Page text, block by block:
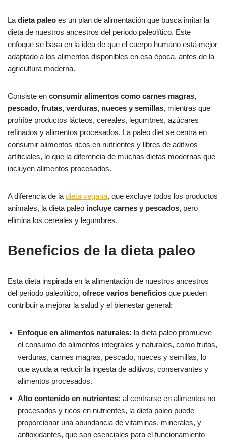
La dieta paleo es un plan de alimentación que busca imitar la
dieta de nuestros ancestros del periodo paleolítico. Este
enfoque se basa en la idea de que el cuerpo humano está mejor
adaptado a los alimentos disponibles en esa época, antes de la
agricultura moderna.
Consiste en consumir alimentos como carnes magras,
pescado, frutas, verduras, nueces y semillas, mientras que
prohíbe productos lácteos, cereales, legumbres, azúcares
refinados y alimentos procesados. La paleo diet se centra en
consumir alimentos ricos en nutrientes y libres de aditivos
artificiales, lo que la diferencia de muchas dietas modernas que
incluyen alimentos procesados.
A diferencia de la dieta vegana, que excluye todos los productos
animales, la dieta paleo incluye carnes y pescados, pero
elimina los cereales y legumbres.
Beneficios de la dieta paleo
Esta dieta inspirada en la alimentación de nuestros ancestros
del periodo paleolítico, ofrece varios beneficios que pueden
contribuir a mejorar la salud y el bienestar general:
Enfoque en alimentos naturales: la dieta paleo promueve
el consumo de alimentos integrales y naturales, como frutas,
verduras, carnes magras, pescado, nueces y semillas, lo
que ayuda a reducir la ingesta de aditivos, conservantes y
alimentos procesados.
Alto contenido en nutrientes: al centrarse en alimentos no
procesados y ricos en nutrientes, la dieta paleo puede
proporcionar una abundancia de vitaminas, minerales, y
antioxidantes, que son esenciales para el funcionamiento